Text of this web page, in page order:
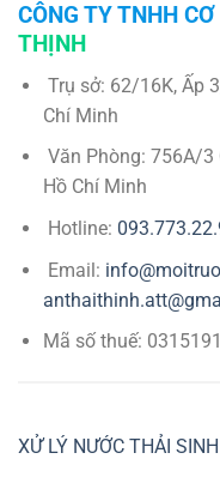
CÔNG TY TNHH
THỊNH
Trụ sở: 62/16K, Ấp
Chí Minh
Văn Phòng: 756A/3
Hồ Chí Minh
Hotline:
Email:
Mã số thuế:
XỬ LÝ NƯỚC THẢI